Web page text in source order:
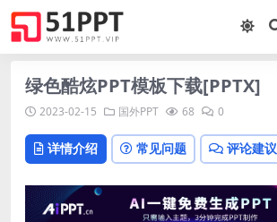
绿色酷炫PPT模板下载[PPTX]
2023-02-15 国外PPT 68 0
详情介绍 常见问题 评论建议